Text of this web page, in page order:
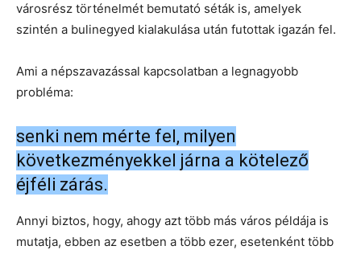
városrész történelmét bemutató séták is, amelyek
szintén a bulinegyed kialakulása után futottak igazán fel.
Ami a népszavazással kapcsolatban a legnagyobb
probléma:
senki nem mérte fel, milyen
következményekkel járna a kötelező
éjféli zárás.
Annyi biztos, hogy, ahogy azt több más város példája is
mutatja, ebben az esetben a több ezer, esetenként több